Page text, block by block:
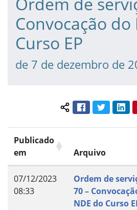
Convocação do
Curso EP
de 7 de dezembro de
Compartilhar
FacebookTwitter
Publicado
em
Arquivo
07/12/2023
08:33
Ordem de
70 –
NDE do Curso